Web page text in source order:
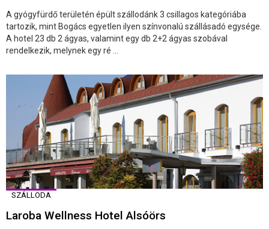
A gyógyfürdő területén épült szállodánk 3 csillagos kategóriába
tartozik, mint Bogács egyetlen ilyen színvonalú szállásadó egysége.
A hotel 23 db 2 ágyas, valamint egy db 2+2 ágyas szobával
rendelkezik, melynek egy ré ...
SZÁLLODA
Laroba Wellness Hotel Alsóörs